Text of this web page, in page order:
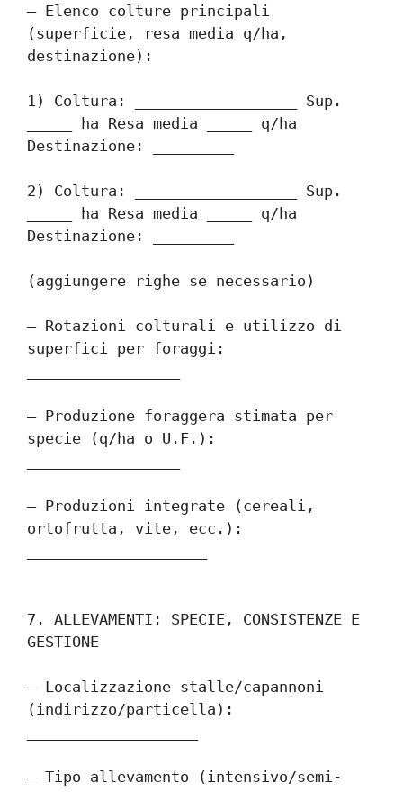
– Elenco colture principali
(superficie, resa media q/ha,
destinazione):
1) Coltura: __________________ Sup.
_____ ha Resa media _____ q/ha
Destinazione: _________
2) Coltura: __________________ Sup.
_____ ha Resa media _____ q/ha
Destinazione: _________
(aggiungere righe se necessario)
– Rotazioni colturali e utilizzo di
superfici per foraggi:
– Produzione foraggera stimata per
specie (q/ha o U.F.):
– Produzioni integrate (cereali,
ortofrutta, vite, ecc.):
7. ALLEVAMENTI: SPECIE, CONSISTENZE E
GESTIONE
– Localizzazione stalle/capannoni
(indirizzo/particella):
– Tipo allevamento (intensivo/semi-